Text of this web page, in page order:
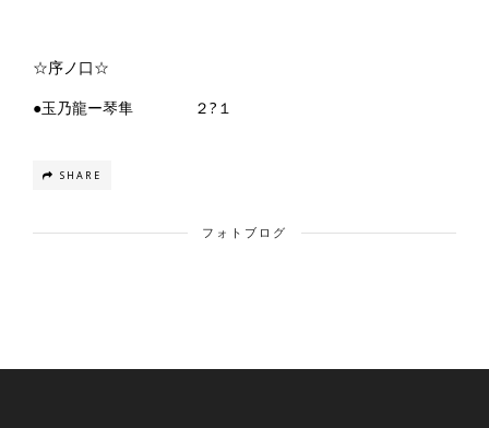
☆序ノ口☆
●玉乃龍ー琴隼 ２?１
SHARE
フォトブログ